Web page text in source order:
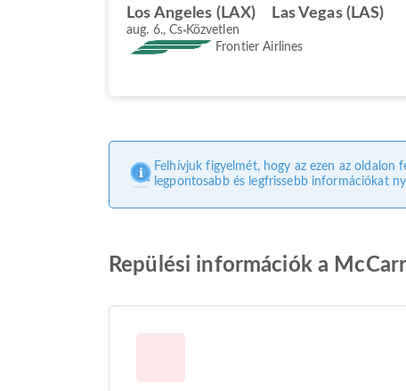
Los Angeles (LAX) Las Vegas (LAS)
aug. 6., Cs Közvetlen
Frontier Airlines
Felhívjuk figyelmét, hogy az ezen az
legpontosabb és legfrissebb információkat
Repülési információk a